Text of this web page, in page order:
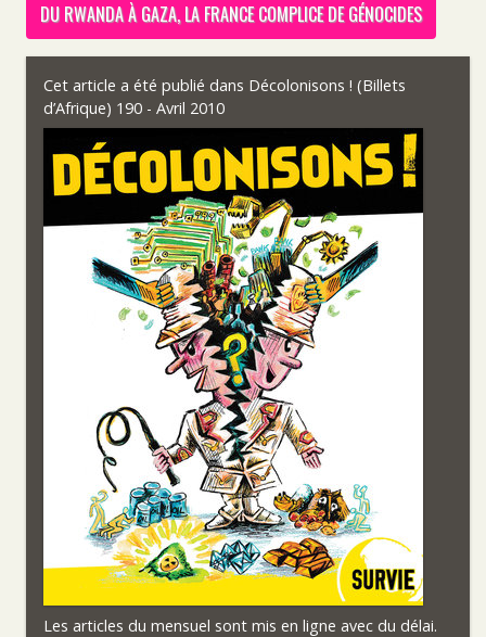
DU RWANDA À GAZA, LA FRANCE COMPLICE DE GÉNOCIDES
Cet article a été publié dans Décolonisons ! (Billets
d’Afrique) 190 - Avril 2010
Les articles du mensuel sont mis en ligne avec du délai.